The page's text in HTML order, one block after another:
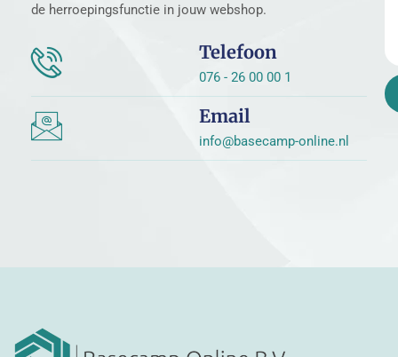
de herroepingsfunctie in jouw webshop.
Telefoon
076 - 26 00 00 1
Email
info@basecamp-online.nl